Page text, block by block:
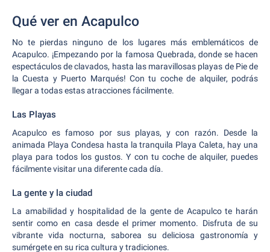
Qué ver en Acapulco
No te pierdas ninguno de los lugares más emblemáticos de
Acapulco. ¡Empezando por la famosa Quebrada, donde se hacen
espectáculos de clavados, hasta las maravillosas playas de Pie de
la Cuesta y Puerto Marqués! Con tu coche de alquiler, podrás
llegar a todas estas atracciones fácilmente.
Las Playas
Acapulco es famoso por sus playas, y con razón. Desde la
animada Playa Condesa hasta la tranquila Playa Caleta, hay una
playa para todos los gustos. Y con tu coche de alquiler, puedes
fácilmente visitar una diferente cada día.
La gente y la ciudad
La amabilidad y hospitalidad de la gente de Acapulco te harán
sentir como en casa desde el primer momento. Disfruta de su
vibrante vida nocturna, saborea su deliciosa gastronomía y
sumérgete en su rica cultura y tradiciones.